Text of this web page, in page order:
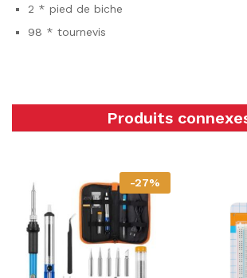
2 * pied de biche
98 * tournevis
Produits
-27%